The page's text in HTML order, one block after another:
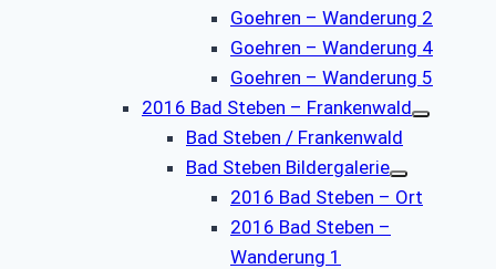
Goehren – Wanderung 2
Goehren – Wanderung 4
Goehren – Wanderung 5
2016 Bad Steben – Frankenwald
Bad Steben / Frankenwald
Bad Steben Bildergalerie
2016 Bad Steben – Ort
2016 Bad Steben –
Wanderung 1